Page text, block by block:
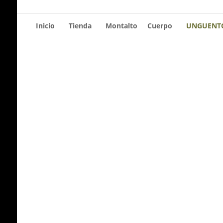
Inicio Tienda Montalto Cuerpo